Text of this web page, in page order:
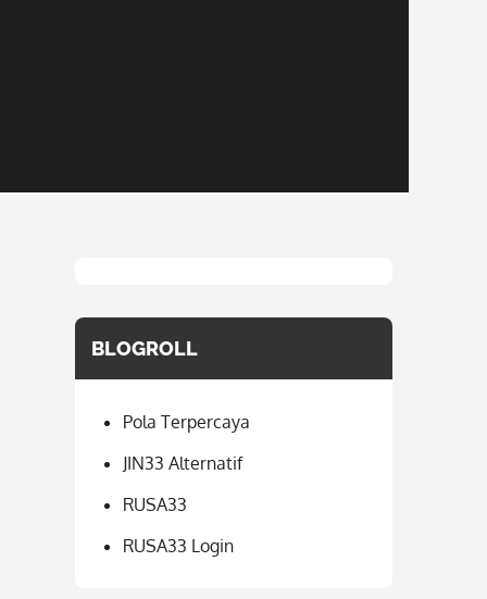
BLOGROLL
Pola Terpercaya
JIN33 Alternatif
RUSA33
RUSA33 Login